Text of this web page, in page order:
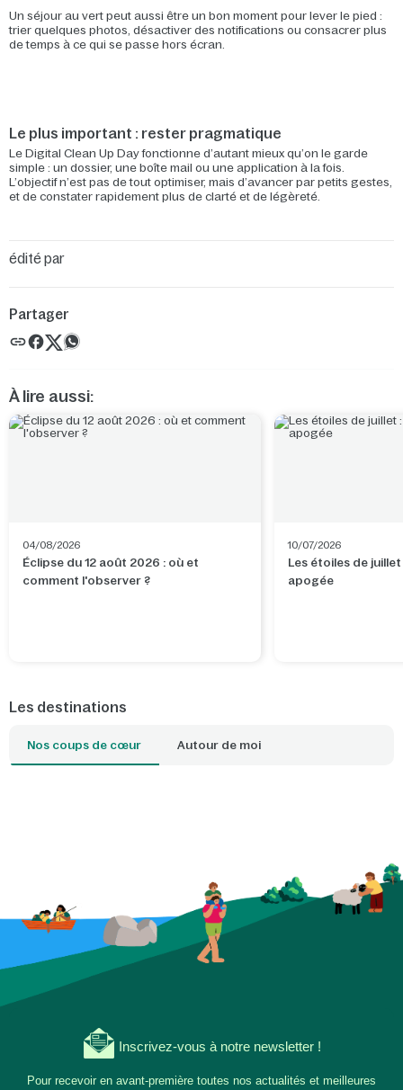
Un séjour au vert peut aussi être un bon moment pour lever le pied :
trier quelques photos, désactiver des notifications ou consacrer plus
de temps à ce qui se passe hors écran.
Le plus important : rester pragmatique
Le Digital Clean Up Day fonctionne d’autant mieux qu’on le garde
simple : un dossier, une boîte mail ou une application à la fois.
L’objectif n’est pas de tout optimiser, mais d’avancer par petits gestes,
et de constater rapidement plus de clarté et de légèreté.
édité par
Partager
À lire aussi:
04/08/2026
Éclipse du 12 août 2026 : où et
comment l'observer ?
10/07/2026
Les étoiles de juillet
apogée
Les destinations
Nos coups de cœur Autour de moi
Inscrivez-vous à notre newsletter !
Pour recevoir en avant-première toutes nos actualités et meilleures